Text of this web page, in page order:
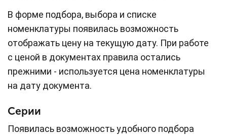
В форме подбора, выбора и списке
номенклатуры появилась возможность
отображать цену на текущую дату. При работе
с ценой в документах правила остались
прежними - используется цена номенклатуры
на дату документа.
Серии
Появилась возможность удобного подбора